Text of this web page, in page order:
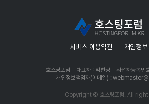
서비스 이용약관 개인정
호스팅포럼 대표자 : 박찬성
사업자등록
개인정보책임자(이메일) :
Copyright © 호스팅포럼. All